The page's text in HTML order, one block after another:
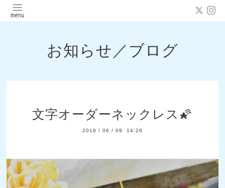
お知らせ／ブログ
文字オーダーネックレス🌠
2019 / 06 / 09 14:26